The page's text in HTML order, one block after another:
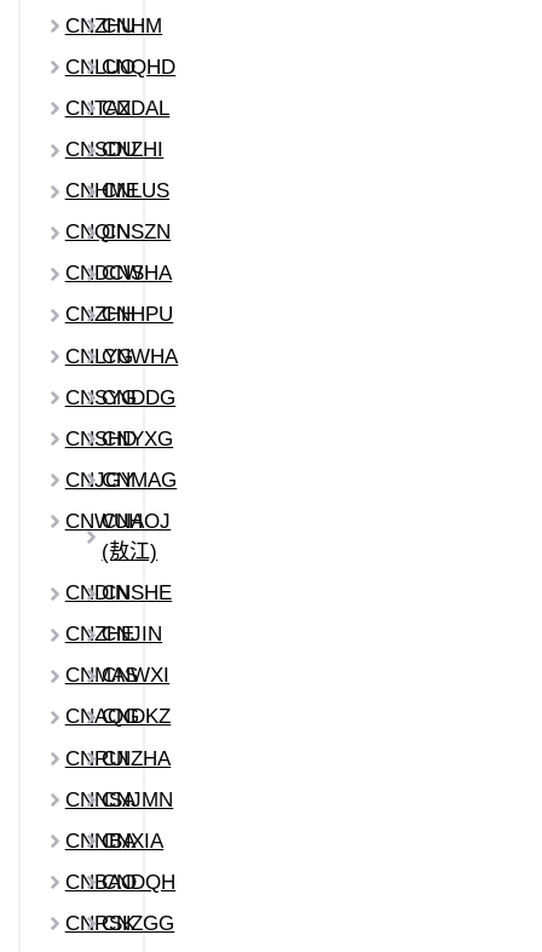
CNZHU
CNHM
CNLUOCNQHD
CNTAZCNDAL
CNSDU
CNZHI
CNHME
CNLUS
CNQINCNSZN
CNDCW
CNSHA
CNZHHCNHPU
CNLYGCNWHA
CNSYGCNDDG
CNSHDCNYXG
CNJGYCNMAG
CNWUH
CNAOJ
(敖江)
CNDINCNSHE
CNZHE
CNJIN
CNMAS
CNWXI
CNAQG
CNDKZ
CNRUICNZHA
CNNSACNJMN
CNNBA
CNXIA
CNBAOCNDQH
CNRSKCNZGG